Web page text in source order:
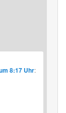
8:17 Uhr: